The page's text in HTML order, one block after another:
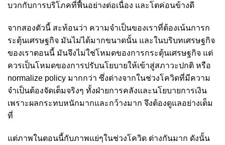
บวกกับการบริโภคที่ฟื้นอย่างต่อเนื่อง และโตค่อนข้างดี
จากสองตัวนี้ สะท้อนว่า ความจำเป็นของเราที่ต้องเน้นการก
ระตุ้นเศรษฐกิจ มันไม่ได้มากขนาดนั้น และในบริบทเศรษฐกิจ
ของเราตอนนี้ มันจึงไม่ใช่โหมดของการกระตุ้นเศรษฐกิจ แต่
ควรเป็นโหมดของการปรับนโยบายให้เข้าสู่สภาวะปกติ หรือ
normalize policy มากกว่า ซึ่งต่างจากในช่วงโควิดที่มีความ
จำเป็นต้องจัดเต็มจริงๆ ทั้งฝ่ายการคลังและนโยบายการเงิน
เพราะผลกระทบหนักมากและกว้างมาก จึงต้องดูแลอย่างเต็ม
ที่
แต่ภาพในตอนนี้กับภาพแย่ๆในช่วงโควิด ต่างกันมาก ดังนั้น